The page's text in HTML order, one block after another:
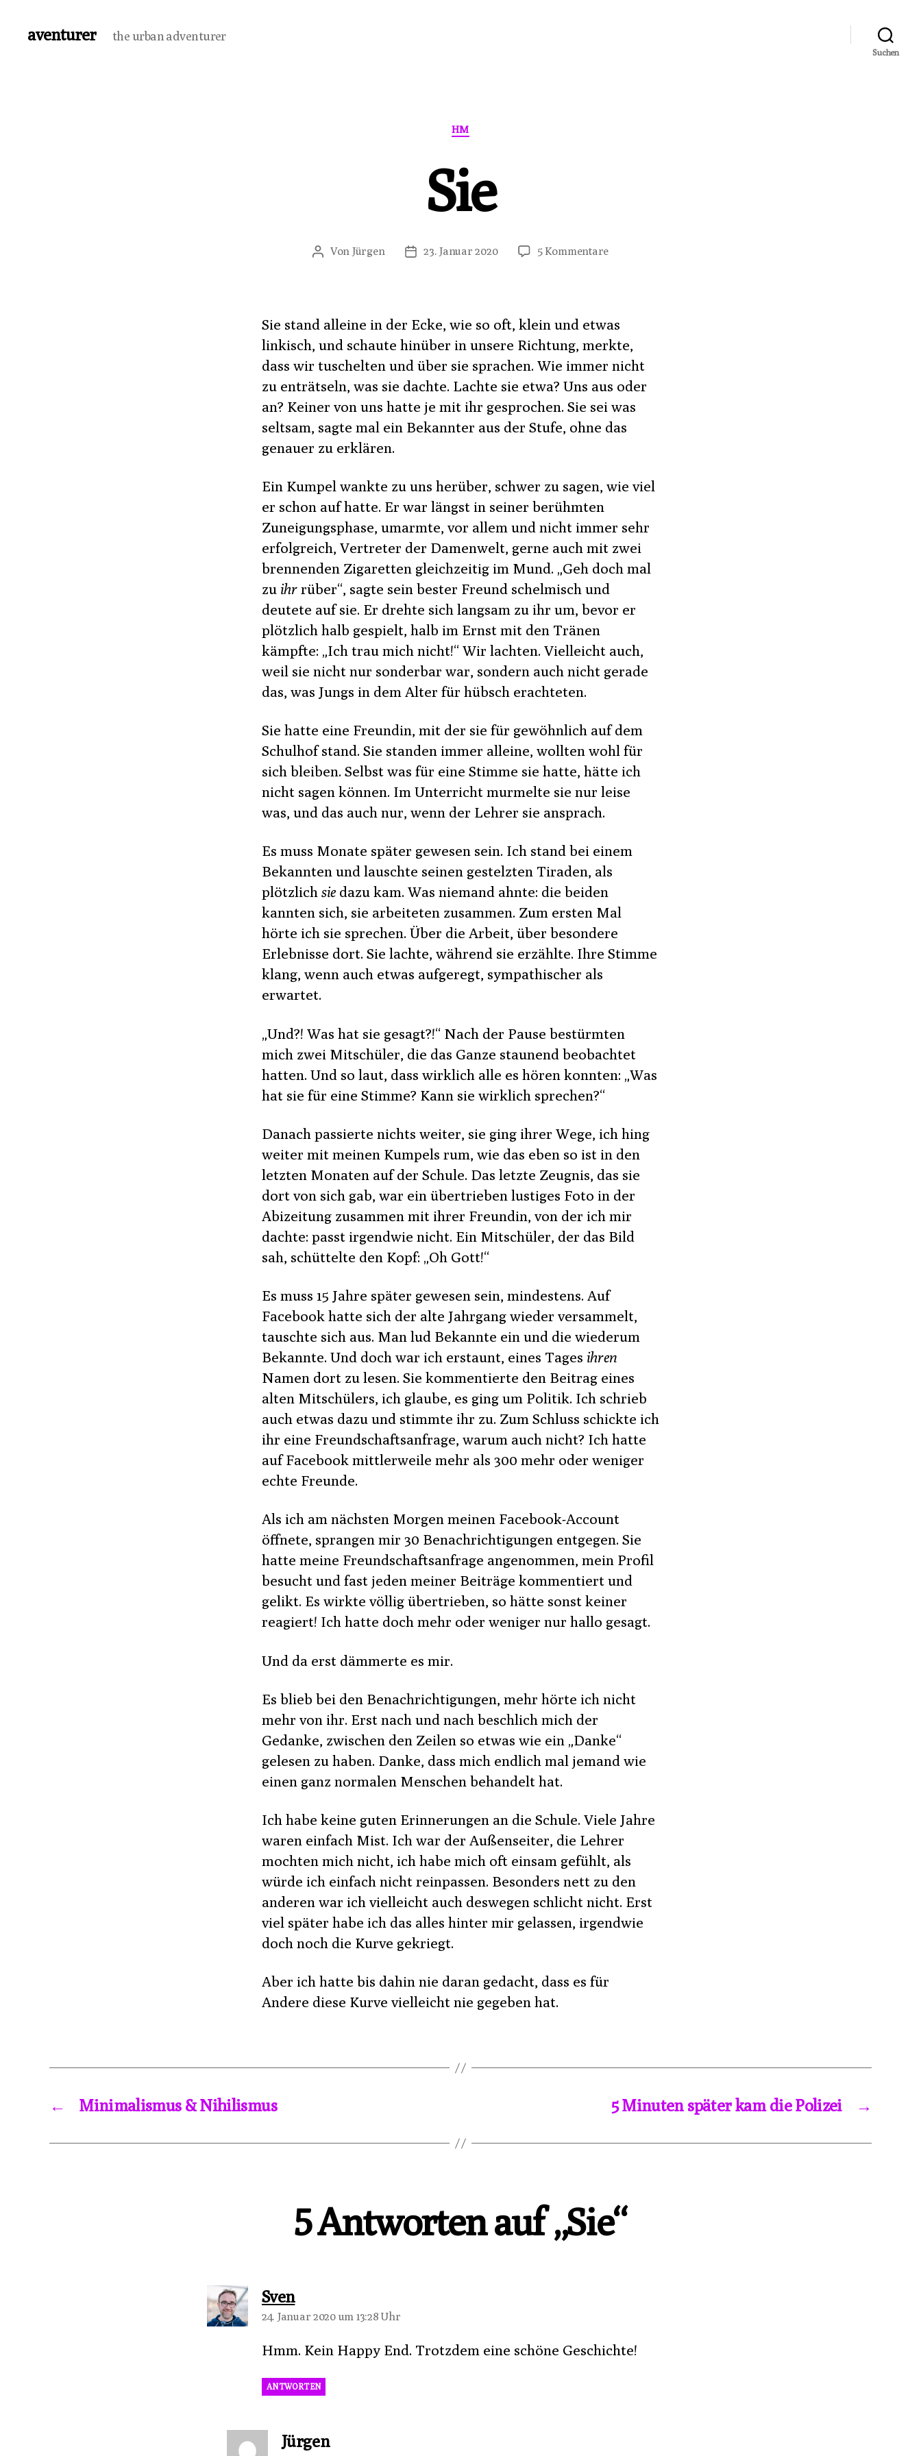
aventurer the urban adventurer
Suchen
Kategorien
HM
Sie
Beitragsautor
Von Jürgen Veröffentlichungsdatum
23. Januar 2020 5 Kommentarezu
Sie stand alleine in der Ecke, wie so oft, klein und etwas
linkisch, und schaute hinüber in unsere Richtung, merkte,
dass wir tuschelten und über sie sprachen. Wie immer nicht
zu enträtseln, was sie dachte. Lachte sie etwa? Uns aus oder
an? Keiner von uns hatte je mit ihr gesprochen. Sie sei was
seltsam, sagte mal ein Bekannter aus der Stufe, ohne das
genauer zu erklären.
Ein Kumpel wankte zu uns herüber, schwer zu sagen, wie viel
er schon auf hatte. Er war längst in seiner berühmten
Zuneigungsphase, umarmte, vor allem und nicht immer sehr
erfolgreich, Vertreter der Damenwelt, gerne auch mit zwei
brennenden Zigaretten gleichzeitig im Mund. „Geh doch mal
zu ihr rüber“, sagte sein bester Freund schelmisch und
deutete auf sie. Er drehte sich langsam zu ihr um, bevor er
plötzlich halb gespielt, halb im Ernst mit den Tränen
kämpfte: „Ich trau mich nicht!“ Wir lachten. Vielleicht auch,
weil sie nicht nur sonderbar war, sondern auch nicht gerade
das, was Jungs in dem Alter für hübsch erachteten.
Sie hatte eine Freundin, mit der sie für gewöhnlich auf dem
Schulhof stand. Sie standen immer alleine, wollten wohl für
sich bleiben. Selbst was für eine Stimme sie hatte, hätte ich
nicht sagen können. Im Unterricht murmelte sie nur leise
was, und das auch nur, wenn der Lehrer sie ansprach.
Es muss Monate später gewesen sein. Ich stand bei einem
Bekannten und lauschte seinen gestelzten Tiraden, als
plötzlich sie dazu kam. Was niemand ahnte: die beiden
kannten sich, sie arbeiteten zusammen. Zum ersten Mal
hörte ich sie sprechen. Über die Arbeit, über besondere
Erlebnisse dort. Sie lachte, während sie erzählte. Ihre Stimme
klang, wenn auch etwas aufgeregt, sympathischer als
erwartet.
„Und?! Was hat sie gesagt?!“ Nach der Pause bestürmten
mich zwei Mitschüler, die das Ganze staunend beobachtet
hatten. Und so laut, dass wirklich alle es hören konnten: „Was
hat sie für eine Stimme? Kann sie wirklich sprechen?“
Danach passierte nichts weiter, sie ging ihrer Wege, ich hing
weiter mit meinen Kumpels rum, wie das eben so ist in den
letzten Monaten auf der Schule. Das letzte Zeugnis, das sie
dort von sich gab, war ein übertrieben lustiges Foto in der
Abizeitung zusammen mit ihrer Freundin, von der ich mir
dachte: passt irgendwie nicht. Ein Mitschüler, der das Bild
sah, schüttelte den Kopf: „Oh Gott!“
Es muss 15 Jahre später gewesen sein, mindestens. Auf
Facebook hatte sich der alte Jahrgang wieder versammelt,
tauschte sich aus. Man lud Bekannte ein und die wiederum
Bekannte. Und doch war ich erstaunt, eines Tages ihren
Namen dort zu lesen. Sie kommentierte den Beitrag eines
alten Mitschülers, ich glaube, es ging um Politik. Ich schrieb
auch etwas dazu und stimmte ihr zu. Zum Schluss schickte ich
ihr eine Freundschaftsanfrage, warum auch nicht? Ich hatte
auf Facebook mittlerweile mehr als 300 mehr oder weniger
echte Freunde.
Als ich am nächsten Morgen meinen Facebook-Account
öffnete, sprangen mir 30 Benachrichtigungen entgegen. Sie
hatte meine Freundschaftsanfrage angenommen, mein Profil
besucht und fast jeden meiner Beiträge kommentiert und
gelikt. Es wirkte völlig übertrieben, so hätte sonst keiner
reagiert! Ich hatte doch mehr oder weniger nur hallo gesagt.
Und da erst dämmerte es mir.
Es blieb bei den Benachrichtigungen, mehr hörte ich nicht
mehr von ihr. Erst nach und nach beschlich mich der
Gedanke, zwischen den Zeilen so etwas wie ein „Danke“
gelesen zu haben. Danke, dass mich endlich mal jemand wie
einen ganz normalen Menschen behandelt hat.
Ich habe keine guten Erinnerungen an die Schule. Viele Jahre
waren einfach Mist. Ich war der Außenseiter, die Lehrer
mochten mich nicht, ich habe mich oft einsam gefühlt, als
würde ich einfach nicht reinpassen. Besonders nett zu den
anderen war ich vielleicht auch deswegen schlicht nicht. Erst
viel später habe ich das alles hinter mir gelassen, irgendwie
doch noch die Kurve gekriegt.
Aber ich hatte bis dahin nie daran gedacht, dass es für
Andere diese Kurve vielleicht nie gegeben hat.
← Minimalismus & Nihilismus →
5 Minuten später kam die Polizei
5 Antworten auf „Sie“
Svensagt:
24. Januar 2020 um 13:28 Uhr
Hmm. Kein Happy End. Trotzdem eine schöne Geschichte!
ANTWORTEN
Jürgensagt: